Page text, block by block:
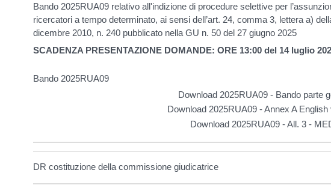
Bando 2025RUA09 relativo all'indizione di procedure selettive per
ricercatori a tempo determinato, ai sensi dell’art. 24, comma 3, lettera a)
dicembre 2010, n. 240 pubblicato nella GU n. 50 del 27 giugno 2025
SCADENZA PRESENTAZIONE DOMANDE: ORE 13:00 del 14 luglio
Bando 2025RUA09
Download 2025RUA09 - Bando parte
Download 2025RUA09 - Annex A
Download 2025RUA09 - All. 3 -
DR costituzione della commissione giudicatrice